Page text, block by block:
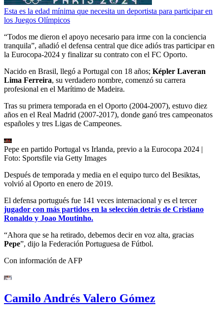
Esta es la edad mínima que necesita un deportista para participar en
los Juegos Olímpicos
“Todos me dieron el apoyo necesario para irme con la conciencia
tranquila”, añadió el defensa central que dice adiós tras participar en
la Eurocopa-2024 y finalizar su contrato con el FC Oporto.
Nacido en Brasil, llegó a Portugal con 18 años; Képler Laveran
Lima Ferreira, su verdadero nombre, comenzó su carrera
profesional en el Marítimo de Madeira.
Tras su primera temporada en el Oporto (2004-2007), estuvo diez
años en el Real Madrid (2007-2017), donde ganó tres campeonatos
españoles y tres Ligas de Campeones.
Pepe en partido Portugal vs Irlanda, previo a la Eurocopa 2024 |
Foto: Sportsfile via Getty Images
Después de temporada y media en el equipo turco del Besiktas,
volvió al Oporto en enero de 2019.
El defensa portugués fue 141 veces internacional y es el tercer
jugador con más partidos en la selección detrás de Cristiano
Ronaldo y Joao Moutinho.
“Ahora que se ha retirado, debemos decir en voz alta, gracias
Pepe”, dijo la Federación Portuguesa de Fútbol.
Con información de AFP
Camilo Andrés Valero Gómez